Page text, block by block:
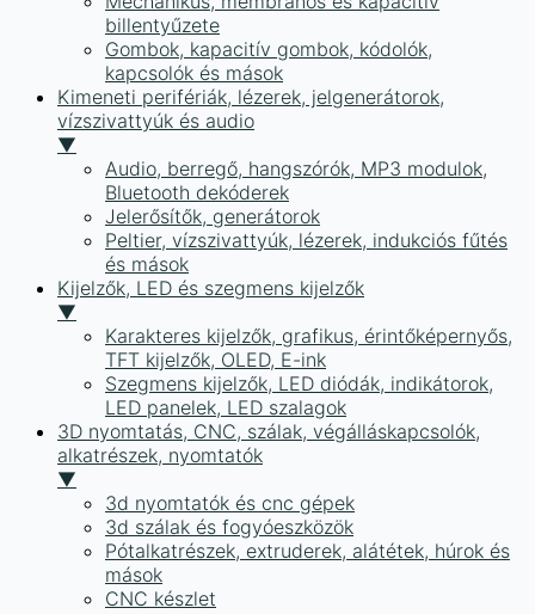
billentyűzete
Gombok, kapacitív gombok, kódolók,
kapcsolók és mások
Kimeneti perifériák, lézerek, jelgenerátorok,
vízszivattyúk és audio
▼
Audio, berregő, hangszórók, MP3 modulok,
Bluetooth dekóderek
Jelerősítők, generátorok
Peltier, vízszivattyúk, lézerek, indukciós fűtés
és mások
Kijelzők, LED és szegmens kijelzők
▼
Karakteres kijelzők, grafikus, érintőképernyős,
TFT kijelzők, OLED, E-ink
Szegmens kijelzők, LED diódák, indikátorok,
LED panelek, LED szalagok
3D nyomtatás, CNC, szálak, végálláskapcsolók,
alkatrészek, nyomtatók
▼
3d nyomtatók és cnc gépek
3d szálak és fogyóeszközök
Pótalkatrészek, extruderek, alátétek, húrok és
mások
CNC készlet